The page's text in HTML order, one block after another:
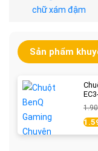
Sản phẩm